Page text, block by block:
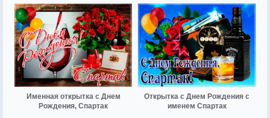
Именная открытка с Днем
Рождения, Спартак
Открытка с Днем Рождения с
именем Спартак